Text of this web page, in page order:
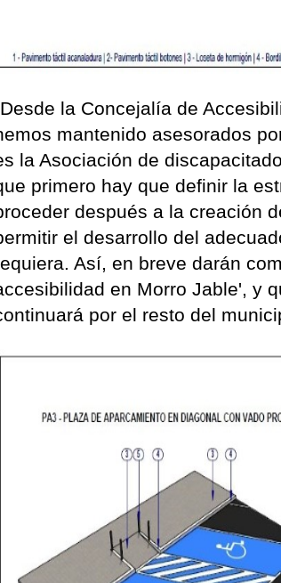
la Concejalía de
mantenido asesorados
la Asociación de
primero hay que definir la
después a la creación
el desarrollo del
Así, en breve darán
en Morro Jable', y
por el resto del